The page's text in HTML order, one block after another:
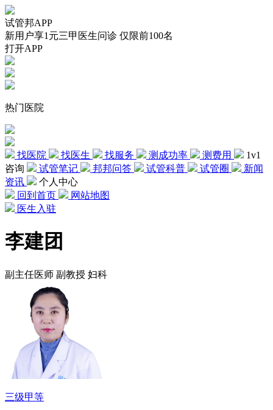
试管邦APP
新用户享1元三甲医生问诊 仅限前100名
打开APP
热门医院
找医院 找医生 找服务 测成功率 测费用
1v1
咨询
试管笔记 邦邦问答 试管科普 试管圈
新闻
资讯
个人中心
回到首页
网站地图
医生入驻
李建团
副主任医师 副教授 妇科
三级甲等